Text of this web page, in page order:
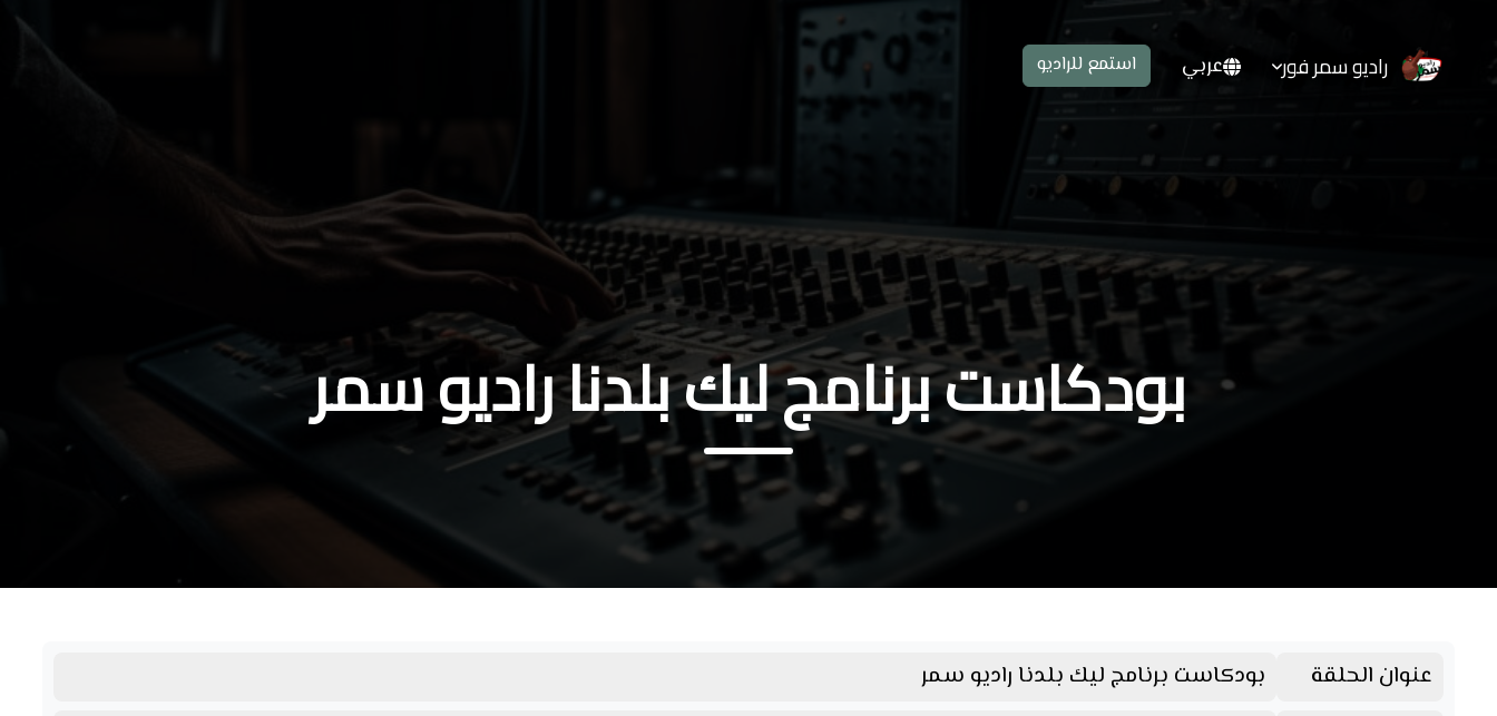
راديو سمر فور عربي استمع للراديو
بودكاست برنامج ليك بلدنا راديو سمر
عنوان الحلقة
بودكاست برنامج ليك بلدنا راديو سمر